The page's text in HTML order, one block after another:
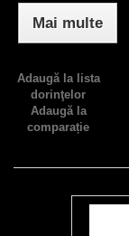
Mai multe
Adaugă la lista
dorinţelor
Adaugă la
comparație